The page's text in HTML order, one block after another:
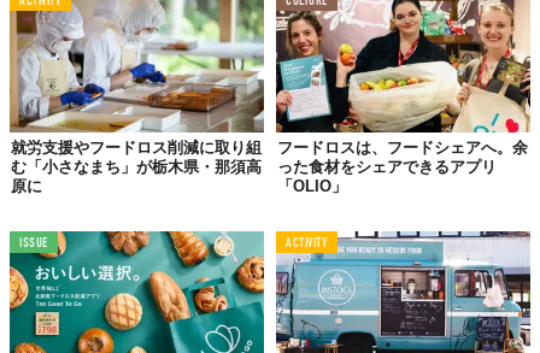
就労支援やフードロス削減に取り組
む「小さなまち」が栃木県・那須高
原に
フードロスは、フードシェアへ。余
った食材をシェアできるアプリ
「OLIO」
ISSUE ACTIVITY